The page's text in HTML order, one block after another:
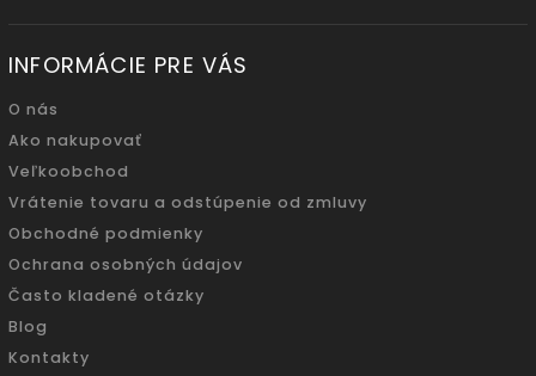
INFORMÁCIE PRE VÁS
O nás
Ako nakupovať
Veľkoobchod
Vrátenie tovaru a odstúpenie od zmluvy
Obchodné podmienky
Ochrana osobných údajov
Často kladené otázky
Blog
Kontakty